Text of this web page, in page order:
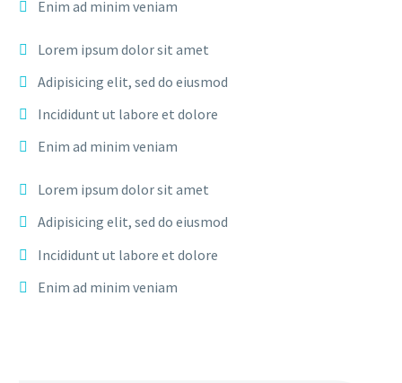
Enim ad minim veniam
Lorem ipsum dolor sit amet
Adipisicing elit, sed do eiusmod
Incididunt ut labore et dolore
Enim ad minim veniam
Lorem ipsum dolor sit amet
Adipisicing elit, sed do eiusmod
Incididunt ut labore et dolore
Enim ad minim veniam